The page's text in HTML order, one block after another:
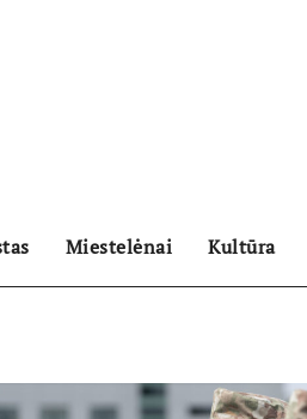
Miestelėnai Kultūra